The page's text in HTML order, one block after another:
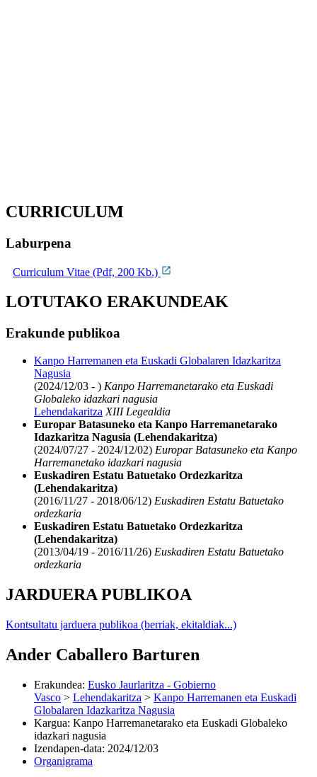
CURRICULUM
Laburpena
Curriculum Vitae (Pdf, 200 Kb.)
LOTUTAKO ERAKUNDEAK
Erakunde publikoa
Kanpo Harremanen eta Euskadi Globalaren Idazkaritza
Nagusia
(2024/12/03 - ) Kanpo Harremanetarako eta Euskadi
Globaleko idazkari nagusia
Lehendakaritza XIII Legealdia
Europar Batasuneko eta Kanpo Harremanetarako
Idazkaritza Nagusia (Lehendakaritza)
(2024/07/27 - 2024/12/02) Europar Batasuneko eta Kanpo
Harremanetako idazkari nagusia
Euskadiren Estatu Batuetako Ordezkaritza
(Lehendakaritza)
(2016/11/27 - 2018/06/12) Euskadiren Estatu Batuetako
ordezkaria
Euskadiren Estatu Batuetako Ordezkaritza
(Lehendakaritza)
(2013/04/19 - 2016/11/26) Euskadiren Estatu Batuetako
ordezkaria
JARDUERA PUBLIKOA
Kontsultatu jarduera publikoa (berriak, ekitaldiak...)
Ander Caballero Barturen
Erakundea: Eusko Jaurlaritza - Gobierno
Vasco > Lehendakaritza > Kanpo Harremanen eta Euskadi
Globalaren Idazkaritza Nagusia
Kargua: Kanpo Harremanetarako eta Euskadi Globaleko
idazkari nagusia
Izendapen-data: 2024/12/03
Organigrama